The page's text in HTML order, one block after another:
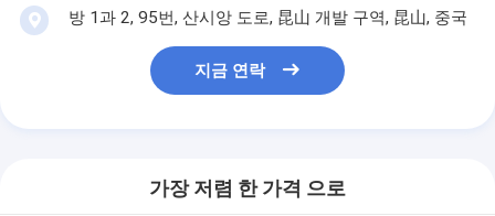
방 1과 2, 95번, 산시앙 도로, 昆山 개발 구역, 昆山, 중국
지금 연락
가장 저렴 한 가격 으로